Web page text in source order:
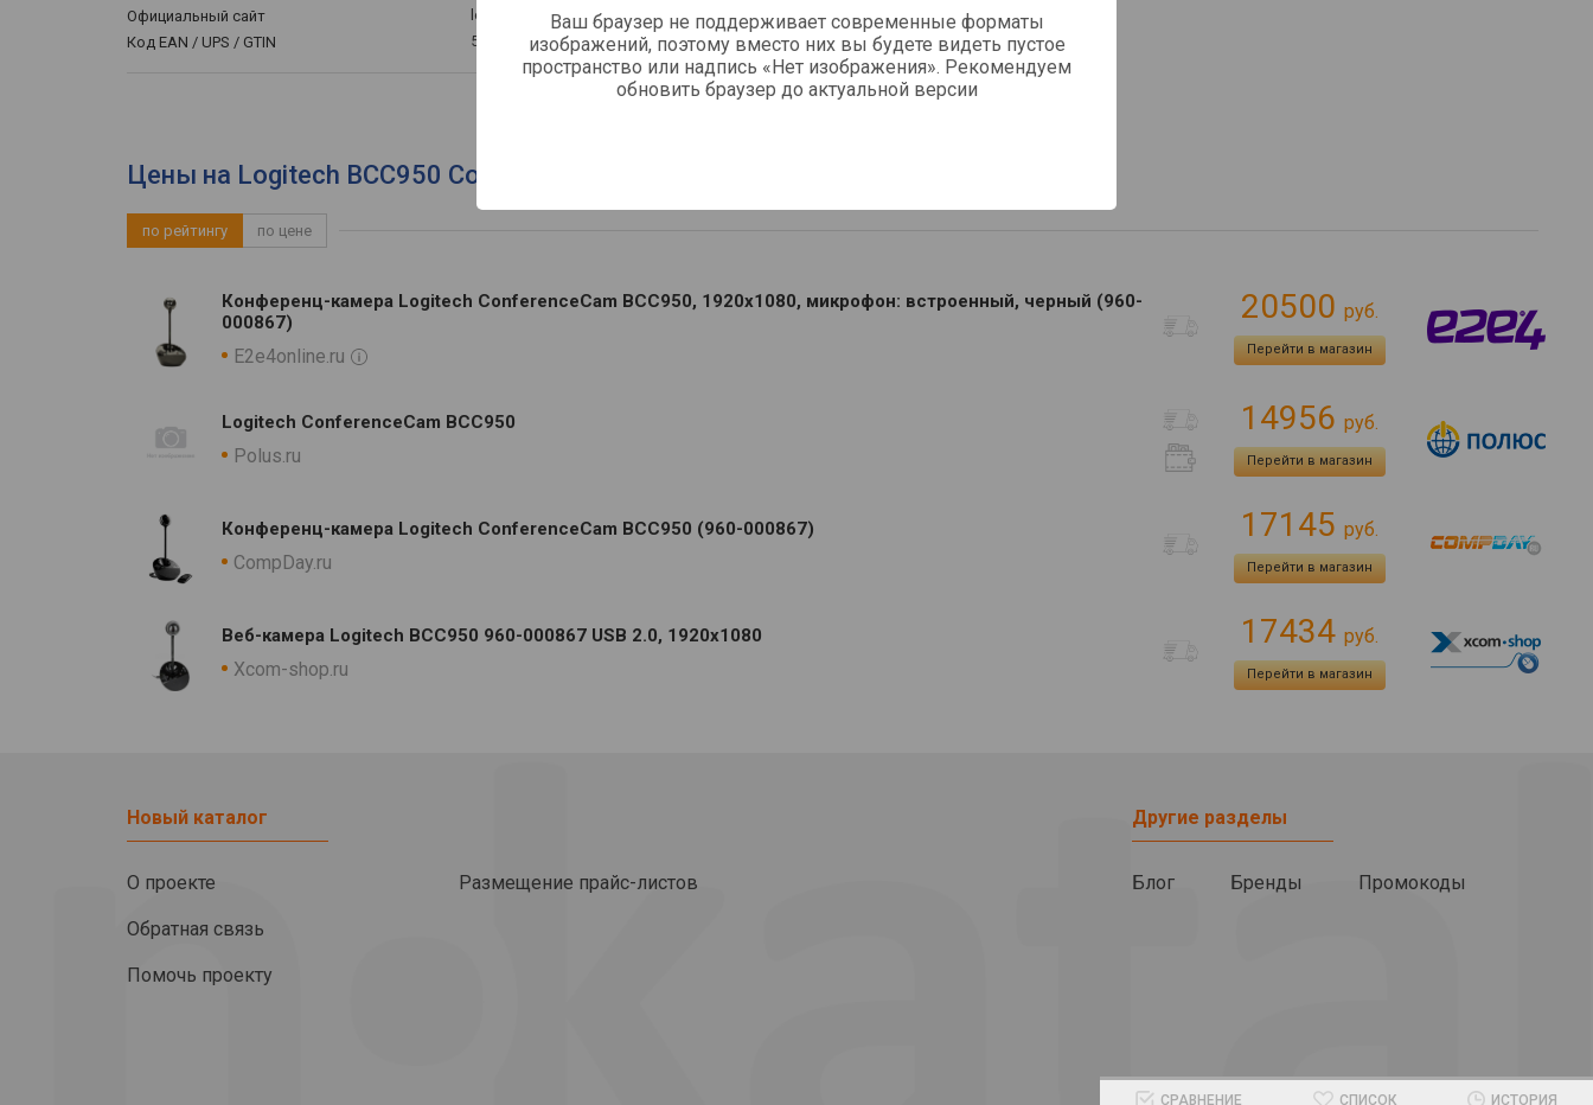
Ваш браузер не поддерживает современные форматы
изображений, поэтому вместо них вы будете видеть пустое
пространство или надпись «Нет изображения». Рекомендуем
обновить браузер до актуальной версии
Официальный сайт
logitech.com
Код EAN / UPS / GTIN
5099206038776
Цены на Logitech BCC950 ConferenceCam - выбрать интернет-магазин
по рейтингу по цене
Конференц-камера Logitech ConferenceCam BCC950, 1920x1080, микрофон: встроенный, черный (960-
000867)
E2e4online.ru
20500 руб.
Перейти в магазин
Logitech ConferenceCam BCC950
Polus.ru
14956 руб.
Перейти в магазин
Конференц-камера Logitech ConferenceCam BСС950 (960-000867)
CompDay.ru
17145 руб.
Перейти в магазин
Веб-камера Logitech BCC950 960-000867 USB 2.0, 1920x1080
Xcom-shop.ru
17434 руб.
Перейти в магазин
Новый каталог
О проекте
Обратная связь
Помочь проекту
Размещение прайс-листов
Другие разделы
Блог Бренды Промокоды
СРАВНЕНИЕ СПИСОК ИСТОРИЯ